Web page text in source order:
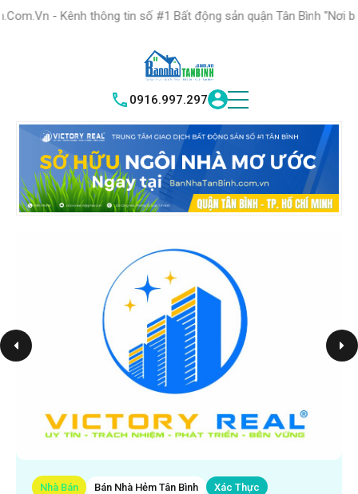
thông tin số #1 Bất động sản quận Tân Bình "Nơi bạn tìm kiếm
0916.997.297
Nhà Bán Bán Nhà Hẻm Tân Bình Xác Thực
HỆ THỐNG TRUNG
TÂM GIAO DỊCH BĐS TỐT NHẤT QUẬN
TÂN BÌNH VICTORY REAL T|